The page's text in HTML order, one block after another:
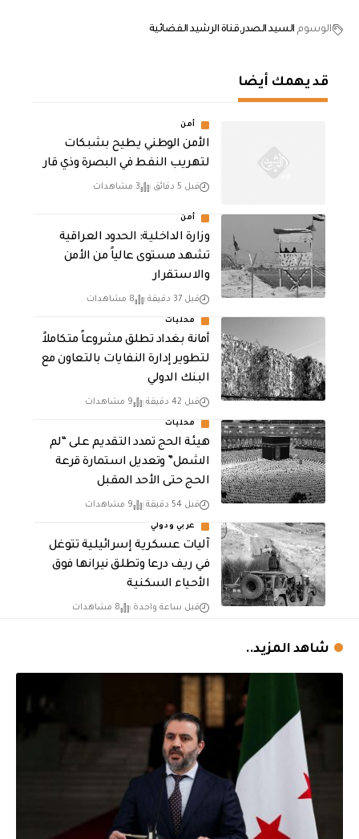
الوسوم السيد الصدر قناة الرشيد الفضائية
قد يهمك أيضا
أمن
الأمن الوطني يطيح بشبكات
لتهريب النفط في البصرة وذي قار
قبل 5 دقائق 3 مشاهدات
أمن
وزارة الداخلية: الحدود العراقية
تشهد مستوى عالياً من الأمن
والاستقرار
قبل 37 دقيقة 8 مشاهدات
محليات
أمانة بغداد تطلق مشروعاً متكاملاً
لتطوير إدارة النفايات بالتعاون مع
البنك الدولي
قبل 42 دقيقة 9 مشاهدات
محليات
هيئة الحج تمدد التقديم على “لم
الشمل” وتعديل استمارة قرعة
الحج حتى الأحد المقبل
قبل 54 دقيقة 9 مشاهدات
عربي ودولي
آليات عسكرية إسرائيلية تتوغل
في ريف درعا وتطلق نيرانها فوق
الأحياء السكنية
قبل ساعة واحدة 8 مشاهدات
شاهد المزيد..